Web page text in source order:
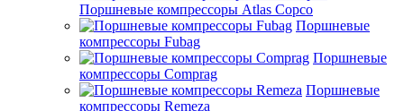
Поршневые компрессоры Atlas Copco
Поршневые
компрессоры Fubag
Поршневые
компрессоры Comprag
Поршневые
компрессоры Remeza